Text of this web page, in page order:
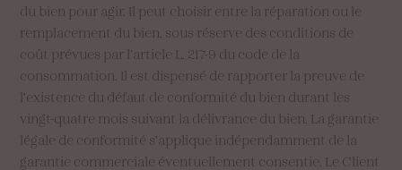
du bien pour agir. Il peut choisir entre la réparation ou le
remplacement du bien, sous réserve des conditions de
coût prévues par l’article L. 217-9 du code de la
consommation. Il est dispensé de rapporter la preuve de
l’existence du défaut de conformité du bien durant les
vingt-quatre mois suivant la délivrance du bien. La garantie
légale de conformité s’applique indépendamment de la
garantie commerciale éventuellement consentie. Le Client